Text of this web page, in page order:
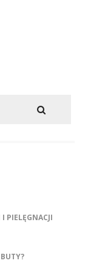
PIELĘGNACJI